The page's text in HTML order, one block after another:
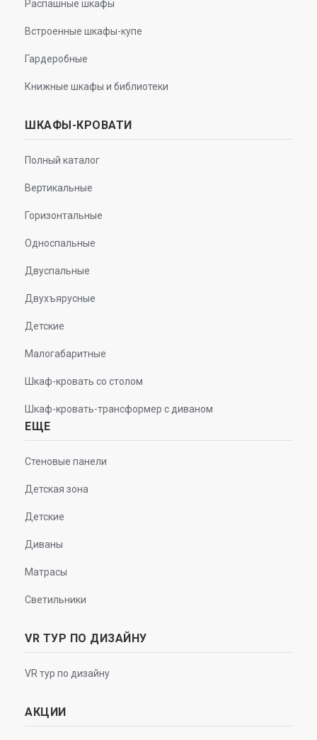
Распашные шкафы
Встроенные шкафы-купе
Гардеробные
Книжные шкафы и библиотеки
ШКАФЫ-КРОВАТИ
Полный каталог
Вертикальные
Горизонтальные
Односпальные
Двуспальные
Двухъярусные
Детские
Малогабаритные
Шкаф-кровать со столом
Шкаф-кровать-трансформер с диваном
ЕЩЕ
Стеновые панели
Детская зона
Детские
Диваны
Матрасы
Светильники
VR ТУР ПО ДИЗАЙНУ
VR тур по дизайну
АКЦИИ